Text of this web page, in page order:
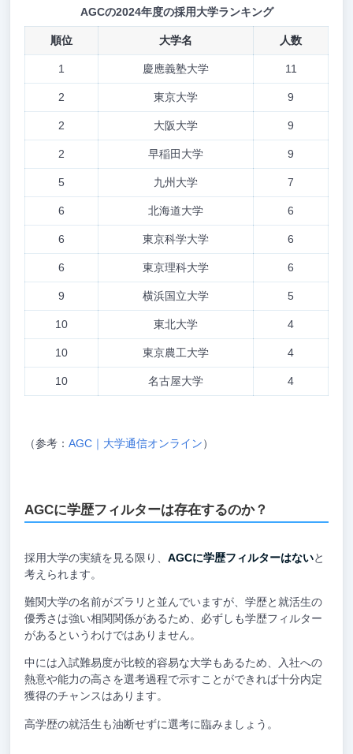
AGCの2024年度の採用大学ランキング
順位 大学名 人数
1 慶應義塾大学 11
2 東京大学 9
2 大阪大学 9
2 早稲田大学 9
5 九州大学 7
6 北海道大学 6
6 東京科学大学 6
6 東京理科大学 6
9 横浜国立大学 5
10 東北大学 4
10 東京農工大学 4
10 名古屋大学 4
（参考： AGC｜大学通信オンライン）
AGCに学歴フィルターは存在するのか？
採用大学の実績を見る限り、 AGCに学歴フィルターはないと
考えられます。
難関大学の名前がズラリと並んでいますが、学歴と就活生の
優秀さは強い相関関係があるため、必ずしも学歴フィルター
があるというわけではありません。
中には入試難易度が比較的容易な大学もあるため、入社への
熱意や能力の高さを選考過程で示すことができれば十分内定
獲得のチャンスはあります。
高学歴の就活生も油断せずに選考に臨みましょう。